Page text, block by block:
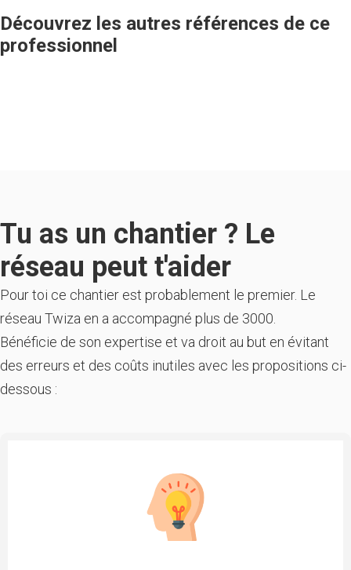
Découvrez les autres références de ce
professionnel
Tu as un chantier ? Le
réseau peut t'aider
Pour toi ce chantier est probablement le premier. Le
réseau Twiza en a accompagné plus de 3000.
Bénéficie de son expertise et va droit au but en évitant
des erreurs et des coûts inutiles avec les propositions ci-
dessous :